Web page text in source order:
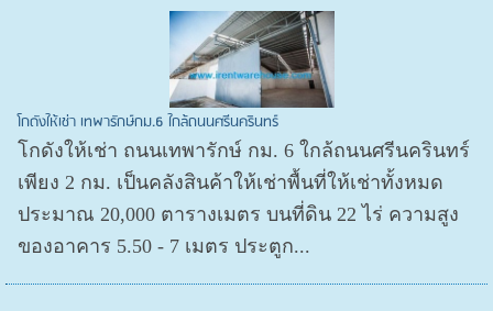
โกดังให้เช่า เทพารักษ์กม.6 ใกล้ถนนศรีนครินทร์
โกดังให้เช่า ถนนเทพารักษ์ กม. 6 ใกล้ถนนศรีนครินทร์
เพียง 2 กม. เป็นคลังสินค้าให้เช่าพื้นที่ให้เช่าทั้งหมด
ประมาณ 20,000 ตารางเมตร บนที่ดิน 22 ไร่ ความสูง
ของอาคาร 5.50 - 7 เมตร ประตูก...